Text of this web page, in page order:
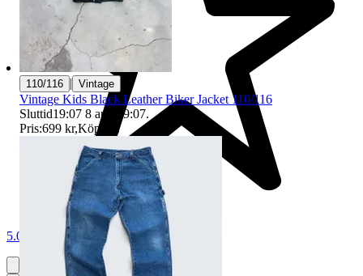
5.0
110/116 | Vintage
Vintage Kids Black Leather Biker Jacket 110/116
Sluttid19:07 8 aug 19:07.
Pris:699 kr,Köp nu .